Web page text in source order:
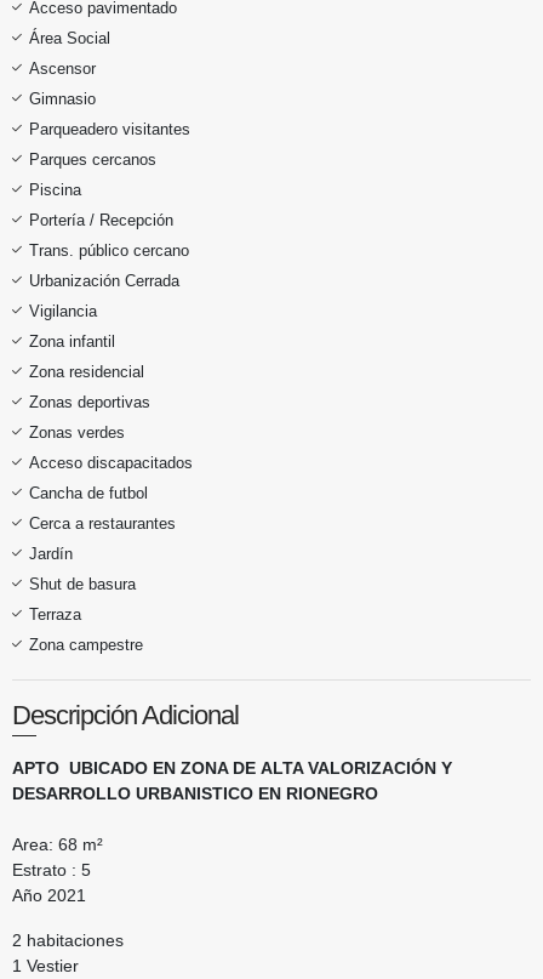
Acceso pavimentado
Área Social
Ascensor
Gimnasio
Parqueadero visitantes
Parques cercanos
Piscina
Portería / Recepción
Trans. público cercano
Urbanización Cerrada
Vigilancia
Zona infantil
Zona residencial
Zonas deportivas
Zonas verdes
Acceso discapacitados
Cancha de futbol
Cerca a restaurantes
Jardín
Shut de basura
Terraza
Zona campestre
Descripción Adicional
APTO UBICADO EN ZONA DE ALTA VALORIZACIÓN Y
DESARROLLO URBANISTICO EN RIONEGRO
Area: 68 m²
Estrato : 5
Año 2021
2 habitaciones
1 Vestier